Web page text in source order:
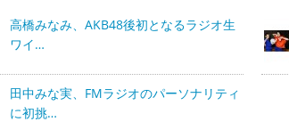
高橋みなみ、AKB48後初となるラジオ生
ワイ…
田中みな実、FMラジオのパーソナリティ
に初挑…